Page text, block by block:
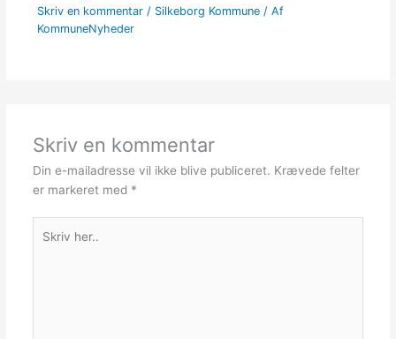
Skriv en kommentar / Silkeborg Kommune/ Af
KommuneNyheder
Skriv en kommentar
Din e-mailadresse vil ikke blive publiceret. Krævede felter
er markeret med *
her..